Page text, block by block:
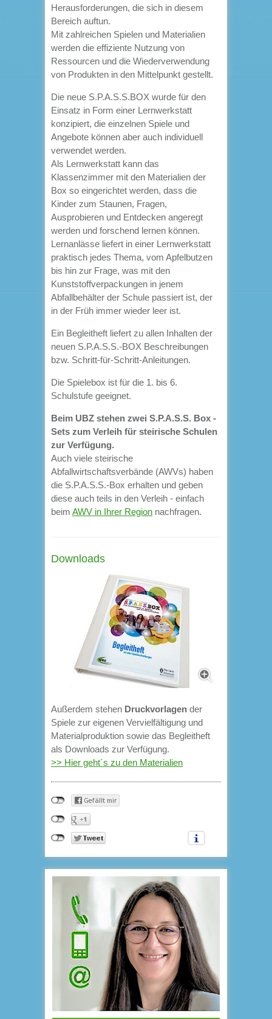
Herausforderungen, die sich in diesem
Bereich auftun.
Mit zahlreichen Spielen und Materialien
werden die effiziente Nutzung von
Ressourcen und die Wiederverwendung
von Produkten in den Mittelpunkt gestellt.
Die neue S.P.A.S.S.BOX wurde für den
Einsatz in Form einer Lernwerkstatt
konzipiert, die einzelnen Spiele und
Angebote können aber auch individuell
verwendet werden.
Als Lernwerkstatt kann das
Klassenzimmer mit den Materialien der
Box so eingerichtet werden, dass die
Kinder zum Staunen, Fragen,
Ausprobieren und Entdecken angeregt
werden und forschend lernen können.
Lernanlässe liefert in einer Lernwerkstatt
praktisch jedes Thema, vom Apfelbutzen
bis hin zur Frage, was mit den
Kunststoffverpackungen in jenem
Abfallbehälter der Schule passiert ist, der
in der Früh immer wieder leer ist.
Ein Begleitheft liefert zu allen Inhalten der
neuen S.P.A.S.S.-BOX Beschreibungen
bzw. Schritt-für-Schritt-Anleitungen.
Die Spielebox ist für die 1. bis 6.
Schulstufe geeignet.
Beim UBZ stehen zwei S.P.A.S.S. Box -
Sets zum Verleih für steirische Schulen
zur Verfügung.
Auch viele steirische
Abfallwirtschaftsverbände (AWVs) haben
die S.P.A.S.S.-Box erhalten und geben
diese auch teils in den Verleih - einfach
beim AWV in Ihrer Region nachfragen.
Downloads
Außerdem stehen Druckvorlagen der
Spiele zur eigenen Vervielfältigung und
Materialproduktion sowie das Begleitheft
als Downloads zur Verfügung.
>> Hier geht´s zu den Materialien